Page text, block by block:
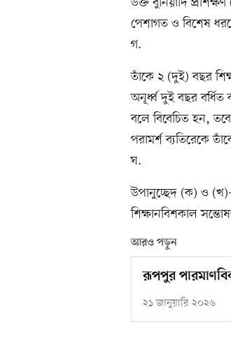
পেশাগত ও বিশেষ
গ.
তাঁকে ২ (দুই) বছর
অনূর্ধ্ব দুই বছর বর্ধিত
বলে বিবেচিত হন,
পরামর্শ ব্যতিরেকে
ঘ.
উপানুচ্ছেদ (ক) ও
শিক্ষানবিশকাল
আরও পড়ুন
রূপপুর
২১ জানুয়ারি ২০২৬